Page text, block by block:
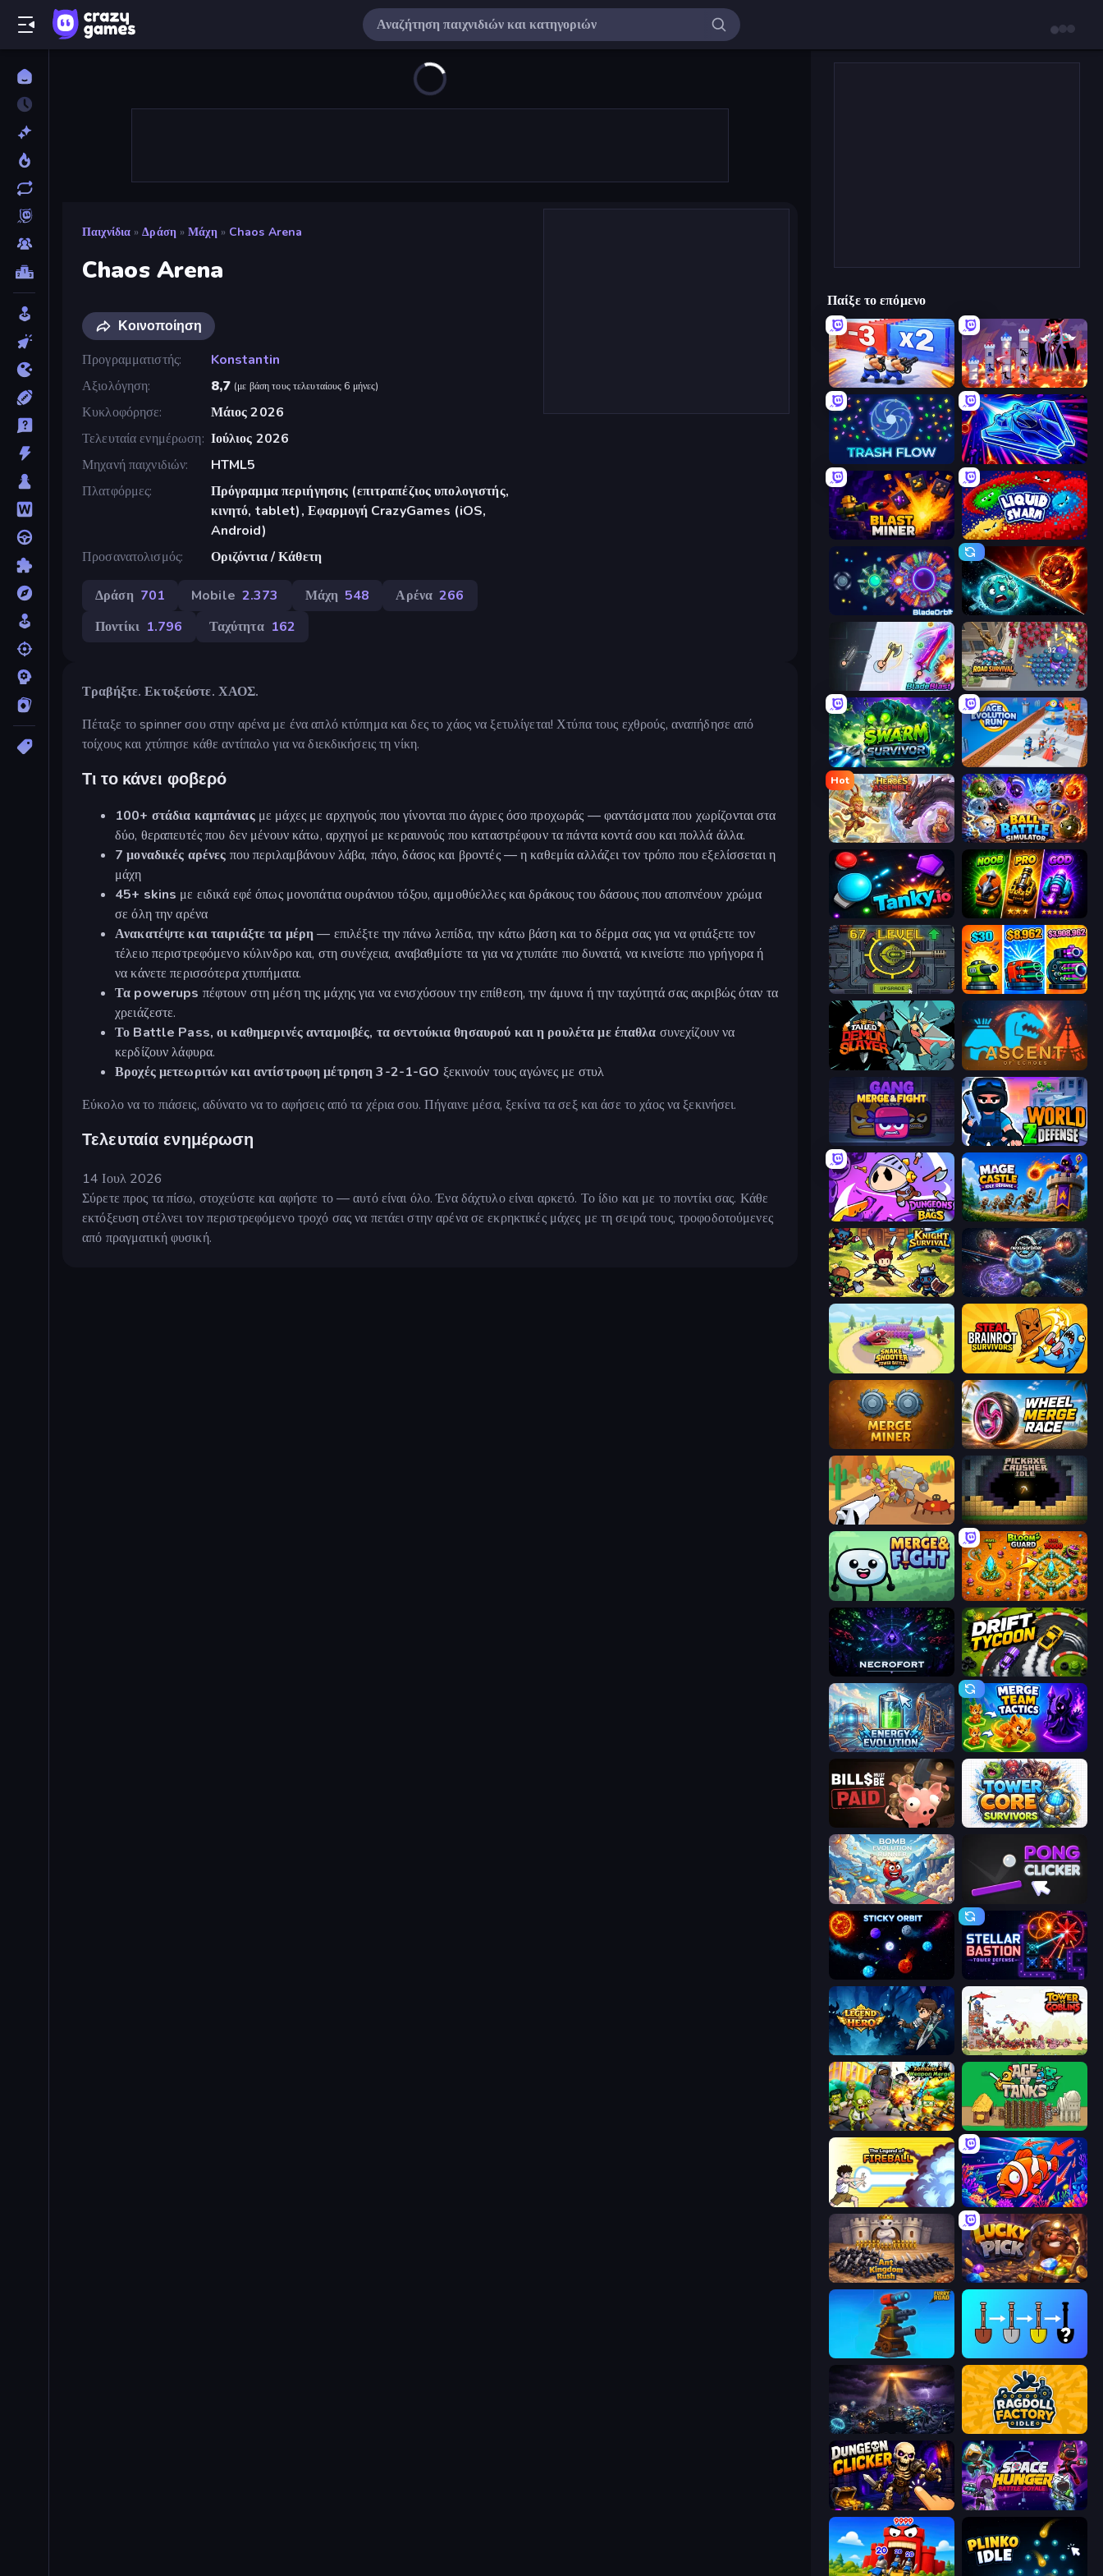
Παιχνίδια » Δράση » Μάχη » Chaos Arena
Chaos Arena
Κοινοποίηση
Προγραμματιστής
Konstantin
Αξιολόγηση
8,7 (με βάση τους τελευταίους 6 μήνες)
Κυκλοφόρησε
Μάιος 2026
Τελευταία ενημέρωση Ιούλιος 2026
Μηχανή παιχνιδιών
HTML5
Πλατφόρμες
Πρόγραμμα περιήγησης (επιτραπέζιος υπολογιστής,
κινητό, tablet), Εφαρμογή CrazyGames (iOS,
Android)
Προσανατολισμός
Οριζόντια / Κάθετη
Δράση 701 Mobile 2.373 Μάχη 548 Αρένα 266
Ποντίκι 1.796 Ταχύτητα 162
Τραβήξτε. Εκτοξεύστε. ΧΑΟΣ.
Πέταξε το spinner σου στην αρένα με ένα απλό κτύπημα και δες το χάος να ξετυλίγεται! Χτύπα τους εχθρούς, αναπήδησε από
τοίχους και χτύπησε κάθε αντίπαλο για να διεκδικήσεις τη νίκη.
Τι το κάνει φοβερό
100+ στάδια καμπάνιαςμε μάχες με αρχηγούς που γίνονται πιο άγριες όσο προχωράς — φαντάσματα που χωρίζονται στα
δύο, θεραπευτές που δεν μένουν κάτω, αρχηγοί με κεραυνούς που καταστρέφουν τα πάντα κοντά σου και πολλά άλλα.
7 μοναδικές αρένες που περιλαμβάνουν λάβα, πάγο, δάσος και βροντές — η καθεμία αλλάζει τον τρόπο που εξελίσσεται η
μάχη
45+ skins με ειδικά εφέ όπως μονοπάτια ουράνιου τόξου, αμμοθύελλες και δράκους του δάσους που αποπνέουν χρώμα
σε όλη την αρένα
Ανακατέψτε και ταιριάξτε τα μέρη— επιλέξτε την πάνω λεπίδα, την κάτω βάση και το δέρμα σας για να φτιάξετε τον
τέλειο περιστρεφόμενο κύλινδρο και, στη συνέχεια, αναβαθμίστε τα για να χτυπάτε πιο δυνατά, να κινείστε πιο γρήγορα ή
να κάνετε περισσότερα χτυπήματα.
Τα powerups πέφτουν στη μέση της μάχης για να ενισχύσουν την επίθεση, την άμυνα ή την ταχύτητά σας ακριβώς όταν τα
χρειάζεστε.
Το Battle Pass, οι καθημερινές ανταμοιβές, τα σεντούκια θησαυρού και η ρουλέτα με έπαθλα συνεχίζουν να
κερδίζουν λάφυρα.
Βροχές μετεωριτών και αντίστροφη μέτρηση 3-2-1-GO ξεκινούν τους αγώνες με στυλ
Εύκολο να το πιάσεις, αδύνατο να το αφήσεις από τα χέρια σου. Πήγαινε μέσα, ξεκίνα τα σεξ και άσε το χάος να ξεκινήσει.
Τελευταία ενημέρωση
14 Ιουλ 2026
Σύρετε προς τα πίσω, στοχεύστε και αφήστε το — αυτό είναι όλο. Ένα δάχτυλο είναι αρκετό. Το ίδιο και με το ποντίκι σας. Κάθε
εκτόξευση στέλνει τον περιστρεφόμενο τροχό σας να πετάει στην αρένα σε εκρηκτικές μάχες με τη σειρά τους, τροφοδοτούμενες
από πραγματική φυσική.
Παίξε το επόμενο
Battle Brigade Hero Castle War: Tower Attack
Trash Flow Stellar Swarm
Blast Miner Liquid Swarm
BladeOrbit.io PlanetCrush 2
BladeBlast.io Road Survival
Swarm Survivor Age Evolution Run
Hot
Heroes Assemble Ball Battle Simulator
Tanky.io Merge Survival
Tank Evolution Pumpkin Defense: Merge Cannon
Tailed Demon Slayer Ascent of Echoes
Gang Merge & Fight World Z Defense - Zombie Defense
Dungeons and Bags Mage Castle Idle Defense
Knight Survival Nexusorbiter
Snake Shooter: Tower Battle Steal Brainrot Survivors
Merge Miner Wheel Merge Race
Idle Gun Survivor Pickaxe Crusher Idle
Merge & Fight BloomGuard
Necrofort Drift Tycoon
Energy Evolution Merge Team Tactics
Bills Must Be Paid Tower Core Survivors
Bomb Evolution Runner Pong Clicker
Sticky Orbit Stellar Bastion
Legend of Hero Tower vs Goblins
Zombies 4 Weapon Merge Age of Tanks Warriors: TD War
Legend Of Fireball Fish Catch Idle
Ant Kingdom Rush Lucky Pick
Furry Road
The Last Lighthouse Ragdoll Factory Idle
Dungeon Clicker Space Hunger: Battle Royale